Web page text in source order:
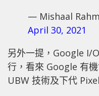
— Mishaal
April 30, 2021
另外一提，Google I/
行，看來 Google 有
UBW 技術及下代